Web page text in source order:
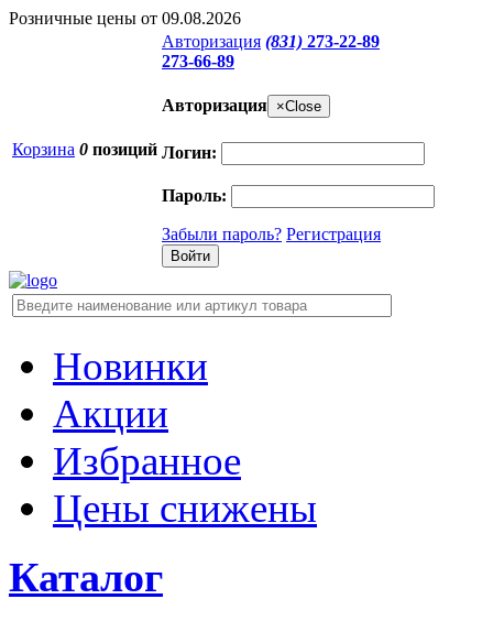
Розничные цены от 09.08.2026
Корзина 0 позиций
Авторизация (831) 273-22-89
273-66-89
Авторизация ×Close
Логин:
Пароль:
Забыли пароль? Регистрация
Новинки
Акции
Избранное
Цены снижены
Каталог